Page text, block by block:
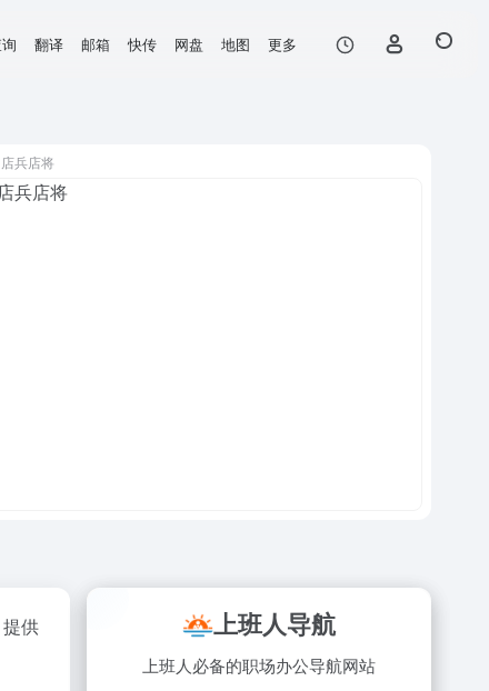
翻译 邮箱 快传 网盘 地图 更多
店兵店将
供
上班人导航
上班人必备的职场办公导航网站